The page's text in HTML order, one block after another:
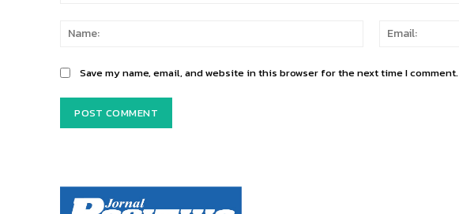
Name:
Save my name, email, and website in this browser for the next time I comment.